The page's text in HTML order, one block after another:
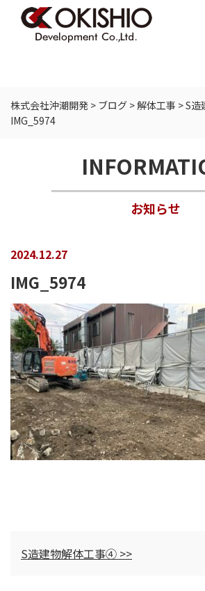
株式会社沖潮開発 > ブログ >解体工事 >S造
IMG_5974
お知らせ
2024.12.27
IMG_5974
S造建物解体工事④ >>